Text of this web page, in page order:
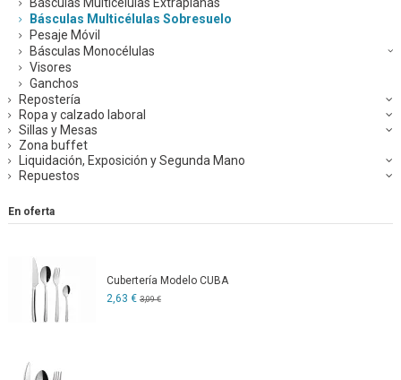
Básculas Multicélulas Sobresuelo
Pesaje Móvil
Básculas Monocélulas
Visores
Ganchos
Repostería
Ropa y calzado laboral
Sillas y Mesas
Zona buffet
Liquidación, Exposición y Segunda Mano
Repuestos
En oferta
Cubertería Modelo CUBA
2,63 € 3,09 €